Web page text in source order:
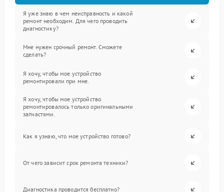
Я уже знаю в чем неисправность и какой
ремонт необходим. Для чего проводить
диагностику?
Мне нужен срочный ремонт. Сможете
сделать?
Я хочу, чтобы мое устройство
ремонтировали при мне.
Я хочу, чтобы мое устройство
ремонтировалось только оригинальными
запчастями.
Как я узнаю, что мое устройство готово?
От чего зависит срок ремонта техники?
Диагностика проводится бесплатно?